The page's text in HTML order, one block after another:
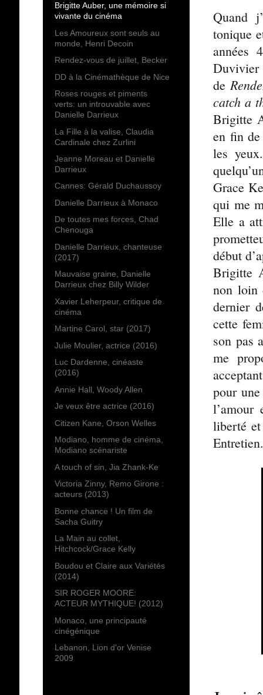
Quand
tonique
années
Duvivier
de
catch a
Brigitte
en fin
les
Grace
qui me
Elle a
début
Brigitte
non loin
dernier
cette
son pas
me
pour
l’amour
liberté
Brigitte Auber, une mémoire si
vivante du cinéma
Les Amoureux sont seuls au
monde, Henri Decoin
Rendez-vous de juillet, Becker
DD à la Cinémathèque de Nice
Roses rouges et piments
verts: un introuvable avec
Danielle Darrieux
La Fille à la valise, Claudia
Cardinale chez Zurlini
Jeanne Moreau et Danielle
Darrieux
Cannes: Gérald Duchaussoy
Danielle Darrieux à Monaco
De toutes mes forces, Chad
Chenouga
Danielle Darrieux, chanteuse
(2017)
Mauvaise graine, Danielle
Darrieux chez Billy Wilder
Xavier Leherpeur, critique de
cinéma
Martine Carol, star (2017)
Julie Moulier, actrice (2016)
Luc Dardenne, cinéaste
(2016)
Annie Hall, Woody Allen
Je veux être actrice (2016)
Citizen Kane, Orson Welles
Modiano, homme de cinéma,
Modiano scénariste
A touch of sin, Jia Zhank-Ke
Victoria Zinny, Remo Girone :
acteurs (2013)
Bonne chance ! Un film de
Sacha Guitry
La Main au collet,
Hitchcock/Grace Kelly
Boudou et Claire aux Variétés
(2014)
SIR ROGER MOORE:
ACTEUR MYTHIQUE! (2012)
Monaco, une principauté
cinégénique
Lebanon, Lion d'or Venise
2009